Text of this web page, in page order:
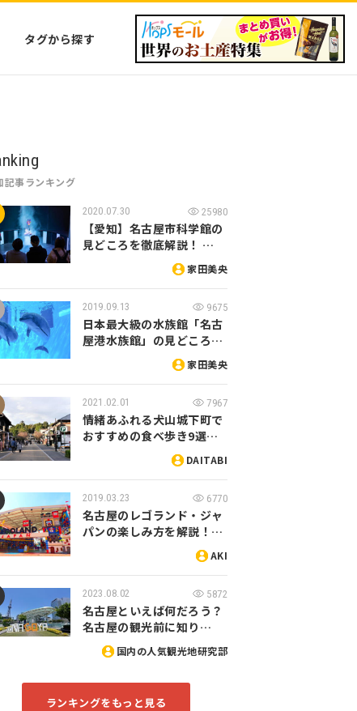
タグから探す
記事ランキング
2020.07.30 25980
【愛知】名古屋市科学館の
見どころを徹底解説！ …
家田美央
2019.09.13 9675
日本最大級の水族館「名古
屋港水族館」の見どころ…
家田美央
2021.02.01 7967
情緒あふれる犬山城下町で
おすすめの食べ歩き9選…
DAITABI
2019.03.23 6770
名古屋のレゴランド・ジャ
パンの楽しみ方を解説！…
AKI
2023.08.02 5872
名古屋といえば何だろう？
名古屋の観光前に知り…
国内の人気観光地研究部
ランキングをもっと見る